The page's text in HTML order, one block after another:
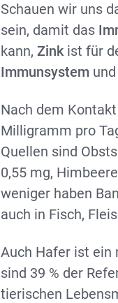
Schauen wir uns
sein, damit das
kann, Zinkist für
Immunsystem
Nach dem
Milligramm pro
Quellen sind
0,55 mg,
weniger haben
auch in Fisch,
Auch Hafer ist ein
sind 39 % der
tierischen